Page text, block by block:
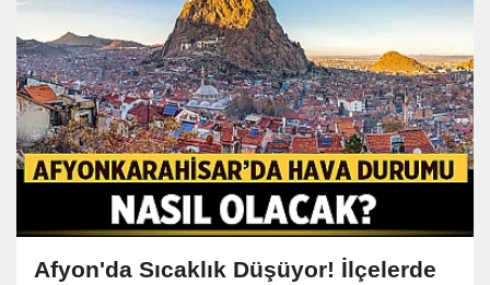
Afyon'da Sıcaklık Düşüyor! İlçelerde